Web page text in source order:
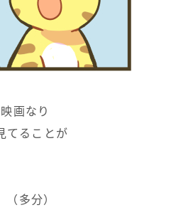
画なり
てることが
多分）